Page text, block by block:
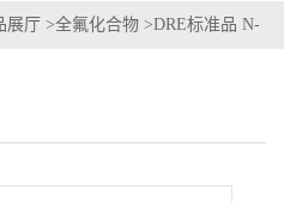
展厅 >全氟化合物 >DRE标准品 N-
3；6:2 FTAB；Capstone B；